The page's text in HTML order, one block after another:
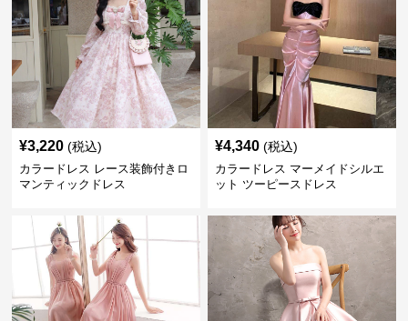
¥3,220 (税込)
カラードレス レース装飾付きロ
マンティックドレス
¥4,340 (税込)
カラードレス マーメイドシルエ
ット ツーピースドレス